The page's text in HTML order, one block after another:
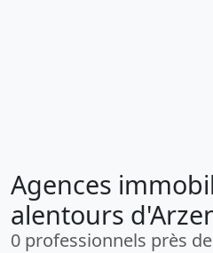
Agences
alentours
0 professionnels près